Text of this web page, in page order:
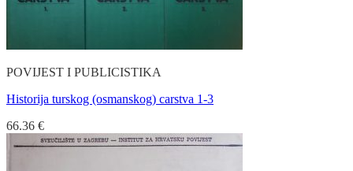
POVIJEST I PUBLICISTIKA
Historija turskog (osmanskog) carstva 1-3
66.36 €